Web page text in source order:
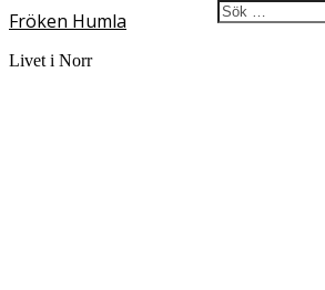
Fröken Humla
Livet i Norr